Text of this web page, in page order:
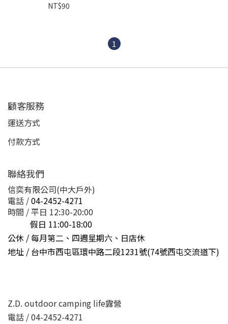
NT$90
1
顧客服務
運送方式
付款方式
聯絡我們
信奕有限公司(中大戶外)
電話 /04-2452-4271
時間 / 平日 12:30-20:00
假日 11:00-18:00
公休 / 每月第二、四週星期六、日店休
地址 / 台中市西屯區環中路二段1231號(74號西屯交流道下)
Z.D. outdoor camping life露營
電話 / 04-2452-4271